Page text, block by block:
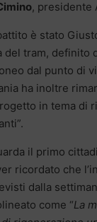
, presidente
è stato
tram, definito
dal punto di
ha inoltre
in tema di
il primo
ricordato che
dalla
come “La